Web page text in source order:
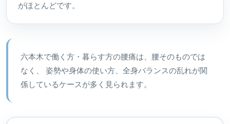
がほとんどです。
六本木で働く方・暮らす方の腰痛は、腰そのものでは
なく、 姿勢や身体の使い方、全身バランスの乱れが関
係しているケースが多く見られます。